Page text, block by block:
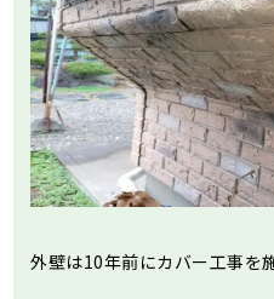
外壁は10年前にカバー工事を